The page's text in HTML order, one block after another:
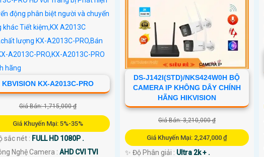
KBVISION KX-A2013C-PRO
Giá Bán: 1,715,000 ₫
Giá Khuyến Mại: 5%-35%
sắc nét : FULL HD 1080P .
Nghệ Camera :AHD CVI TVI
DS-J142I(STD)/NKS424W0H BỘ
CAMERA IP KHÔNG DÂY CHÍNH
HÃNG HIKVISION
Giá Bán: 3,210,000 ₫
Giá Khuyến Mại: 2,247,000 ₫
✨ Độ Phân giải : Ultra 2k + .